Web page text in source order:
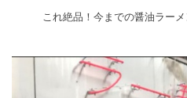
これ絶品！今までの醤油ラーメ